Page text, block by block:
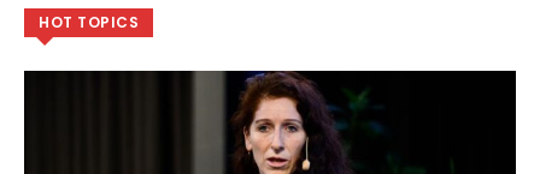
HOT TOPICS